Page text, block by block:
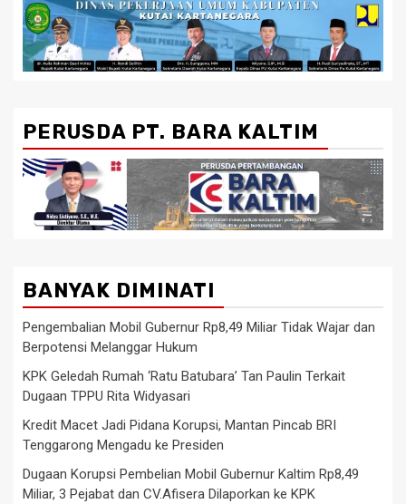
PERUSDA PT. BARA KALTIM
BANYAK DIMINATI
Pengembalian Mobil Gubernur Rp8,49 Miliar Tidak Wajar dan
Berpotensi Melanggar Hukum
KPK Geledah Rumah ‘Ratu Batubara’ Tan Paulin Terkait
Dugaan TPPU Rita Widyasari
Kredit Macet Jadi Pidana Korupsi, Mantan Pincab BRI
Tenggarong Mengadu ke Presiden
Dugaan Korupsi Pembelian Mobil Gubernur Kaltim Rp8,49
Miliar, 3 Pejabat dan CV.Afisera Dilaporkan ke KPK